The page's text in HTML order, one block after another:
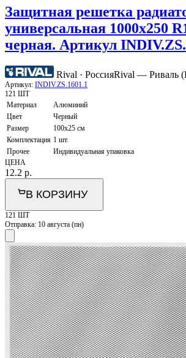
Защитная решетка
универсальная 1000х250
черная. Артикул
Rival · РоссияRival — Риваль
Артикул: INDIV.ZS.1601.1
121 ШТ
Материал
Алюминий
Цвет
Черный
Размер
100х25 см
Комплектация 1 шт.
Прочее
Индивидуальная упаковка
ЦЕНА
12.2 р.
В КОРЗИНУ
121 ШТ
Отправка: 10 августа (пн)